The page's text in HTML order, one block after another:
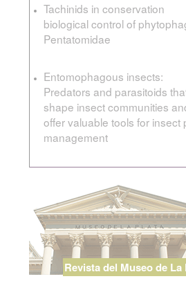
Tachinids in conservation
biological control of
Pentatomidae
Entomophagous insects:
Predators and parasitoids
shape insect communities
offer valuable tools for insect
management
Revista del Museo de La